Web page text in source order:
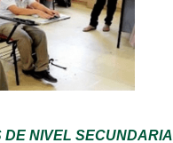
DE NIVEL SECUNDARIA